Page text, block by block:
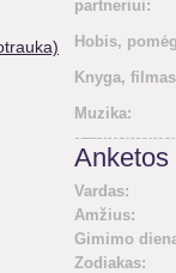
partneriui:
Hobis,
Knyga,
Muzika:
Anketos
Vardas:
Amžius:
Gimimo
Zodiakas: